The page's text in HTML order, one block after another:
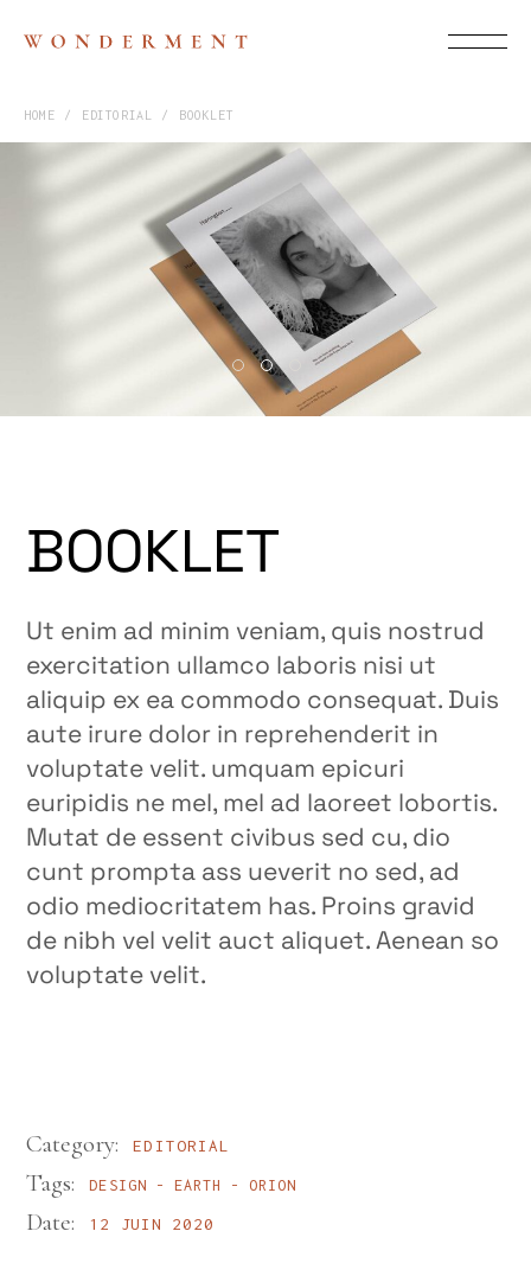
HOME EDITORIAL BOOKLET
BOOKLET
Ut enim ad minim veniam, quis nostrud
exercitation ullamco laboris nisi ut
aliquip ex ea commodo consequat. Duis
aute irure dolor in reprehenderit in
voluptate velit. umquam epicuri
euripidis ne mel, mel ad laoreet lobortis.
Mutat de essent civibus sed cu, dio
cunt prompta ass ueverit no sed, ad
odio mediocritatem has. Proins gravid
de nibh vel velit auct aliquet. Aenean so
voluptate velit.
Category: EDITORIAL
Tags: DESIGN EARTH ORION
Date: 12 JUIN 2020